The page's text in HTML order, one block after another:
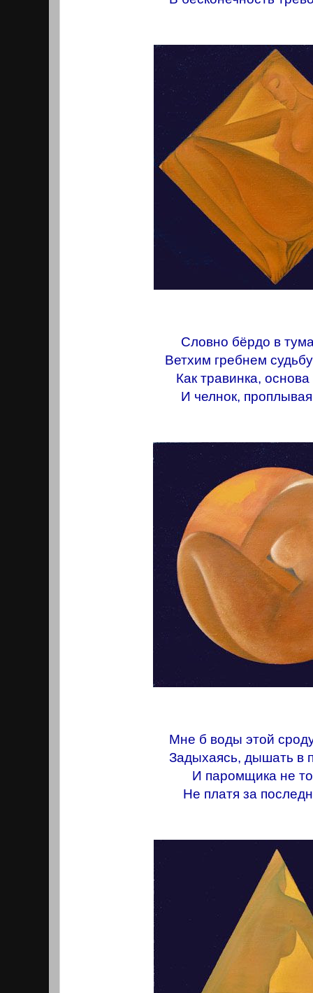
Словно бёрдо в
Ветхим гребнем
Как травинка,
И челнок,
Мне б воды этой
Задыхаясь, дышать в
И паромщика не
Не платя за